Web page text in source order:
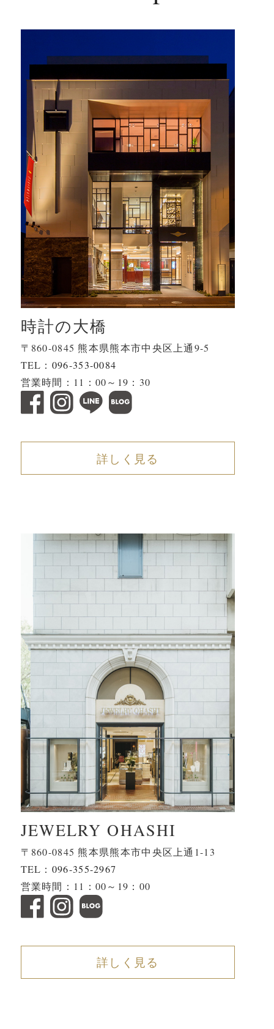
時計の大橋
〒860-0845 熊本県熊本市中央区上通9-5
TEL： 096-353-0084
営業時間：11：00～19：30
詳しく見る
JEWELRY OHASHI
〒860-0845 熊本県熊本市中央区上通1-13
TEL： 096-355-2967
営業時間：11：00～19：00
詳しく見る